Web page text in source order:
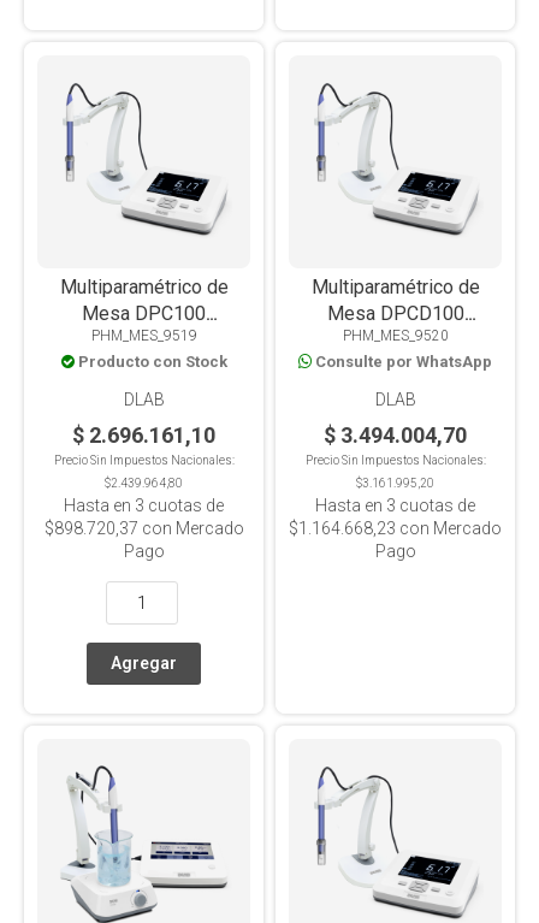
Multiparamétrico de
Mesa DPC100
PH/MV/(ORP)/COND/TDS/SAL/RES/T°
PHM_MES_9519
Producto con Stock
DLAB
$ 2.696.161,10
Precio Sin Impuestos Nacionales:
$2.439.964,80
Hasta en 3 cuotas de
$898.720,37 con Mercado
Pago
Multiparamétrico de
Mesa DPCD100
OD/PH/MV/(ORP)/COND/
PHM_MES_9520
Consulte por WhatsApp
DLAB
$ 3.494.004,70
Precio Sin Impuestos Nacionales:
$3.161.995,20
Hasta en 3 cuotas de
$1.164.668,23 con Mercado
Pago